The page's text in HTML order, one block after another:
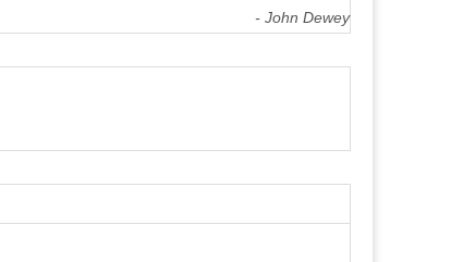
- John Dewey